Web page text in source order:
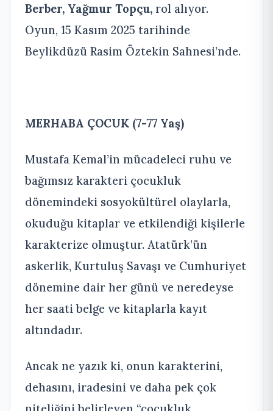
Berber, Yağmur Topçu, rol alıyor.
Oyun, 15 Kasım 2025 tarihinde
Beylikdüzü Rasim Öztekin Sahnesi’nde.
MERHABA ÇOCUK (7-77 Yaş)
Mustafa Kemal’in mücadeleci ruhu ve
bağımsız karakteri çocukluk
dönemindeki sosyokültürel olaylarla,
okuduğu kitaplar ve etkilendiği kişilerle
karakterize olmuştur. Atatürk’ün
askerlik, Kurtuluş Savaşı ve Cumhuriyet
dönemine dair her günü ve neredeyse
her saati belge ve kitaplarla kayıt
altındadır.
Ancak ne yazık ki, onun karakterini,
dehasını, iradesini ve daha pek çok